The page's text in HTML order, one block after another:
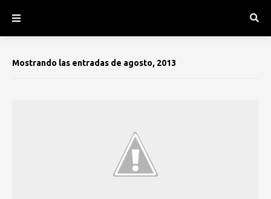
Mostrando las entradas de agosto, 2013